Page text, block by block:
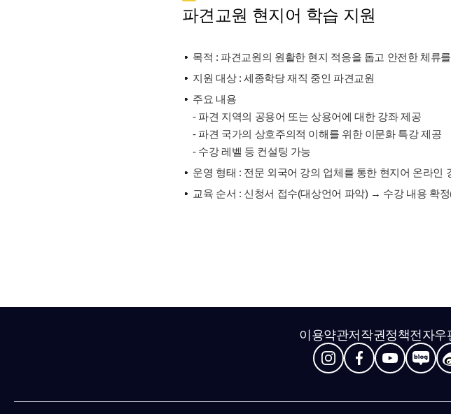
파견교원 현지어 학습 지원
목적 : 파견교원의 원활한 현지 적응을 돕고 안전한 체류
지원 대상 : 세종학당 재직 중인 파견교원
주요 내용
- 파견 지역의 공용어 또는 상용어에 대한 강좌 제공
- 파견 국가의 상호주의적 이해를 위한 이문화 특강 제공
- 수강 레벨 등 컨설팅 가능
운영 형태 : 전문 외국어 강의 업체를 통한 현지어 온라인
교육 순서 : 신청서 접수(대상언어 파악) → 수강 내용 확
이용약관저작권정책전자우